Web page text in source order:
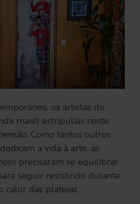
os artistas do
mais!) estripulias neste
Como tantos outros
a vida à arte, as
precisaram se equilibrar
seguir resistindo durante
calor das plateias.